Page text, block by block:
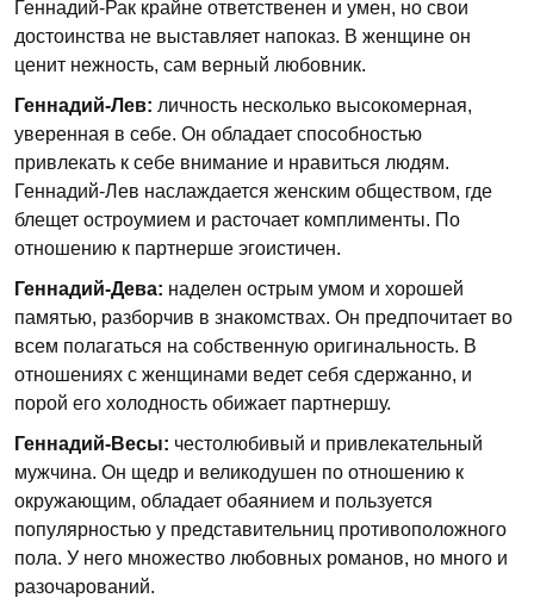
Геннадий-Рак крайне ответственен и умен, но свои
достоинства не выставляет напоказ. В женщине он
ценит нежность, сам верный любовник.
Геннадий-Лев: личность несколько высокомерная,
уверенная в себе. Он обладает способностью
привлекать к себе внимание и нравиться людям.
Геннадий-Лев наслаждается женским обществом, где
блещет остроумием и расточает комплименты. По
отношению к партнерше эгоистичен.
Геннадий-Дева: наделен острым умом и хорошей
памятью, разборчив в знакомствах. Он предпочитает во
всем полагаться на собственную оригинальность. В
отношениях с женщинами ведет себя сдержанно, и
порой его холодность обижает партнершу.
Геннадий-Весы: честолюбивый и привлекательный
мужчина. Он щедр и великодушен по отношению к
окружающим, обладает обаянием и пользуется
популярностью у представительниц противоположного
пола. У него множество любовных романов, но много и
разочарований.